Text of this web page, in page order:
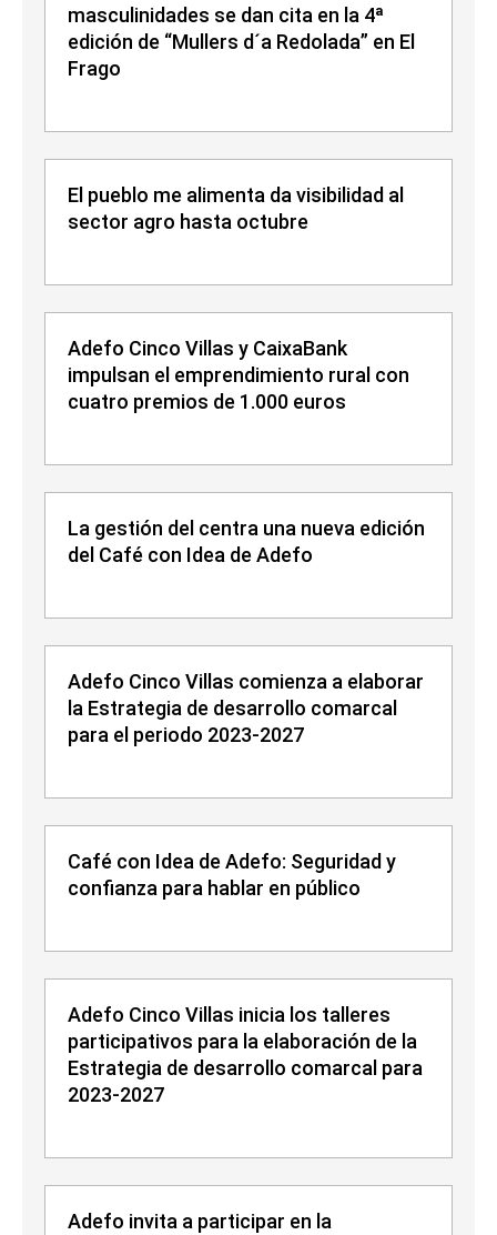
masculinidades se dan cita en la 4ª
edición de “Mullers d´a Redolada” en El
Frago
El pueblo me alimenta da visibilidad al
sector agro hasta octubre
Adefo Cinco Villas y CaixaBank
impulsan el emprendimiento rural con
cuatro premios de 1.000 euros
La gestión del centra una nueva edición
del Café con Idea de Adefo
Adefo Cinco Villas comienza a elaborar
la Estrategia de desarrollo comarcal
para el periodo 2023-2027
Café con Idea de Adefo: Seguridad y
confianza para hablar en público
Adefo Cinco Villas inicia los talleres
participativos para la elaboración de la
Estrategia de desarrollo comarcal para
2023-2027
Adefo invita a participar en la